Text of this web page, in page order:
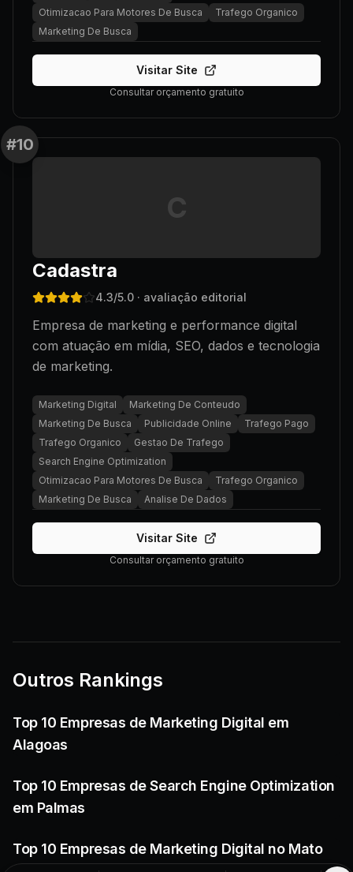
Otimizacao Para Motores De Busca
Trafego Organico
Marketing De Busca
Visitar Site
Consultar orçamento gratuito
#10
C
Cadastra
4.3/5.0 · avaliação editorial
Empresa de marketing e performance digital
com atuação em mídia, SEO, dados e tecnologia
de marketing.
Marketing Digital
Marketing De Conteudo
Marketing De Busca
Publicidade Online
Trafego Pago
Trafego Organico
Gestao De Trafego
Search Engine Optimization
Otimizacao Para Motores De Busca
Trafego Organico
Marketing De Busca
Analise De Dados
Visitar Site
Consultar orçamento gratuito
Outros Rankings
Top 10 Empresas de Marketing Digital em
Alagoas
Top 10 Empresas de Search Engine Optimization
em Palmas
Top 10 Empresas de Marketing Digital no Mato